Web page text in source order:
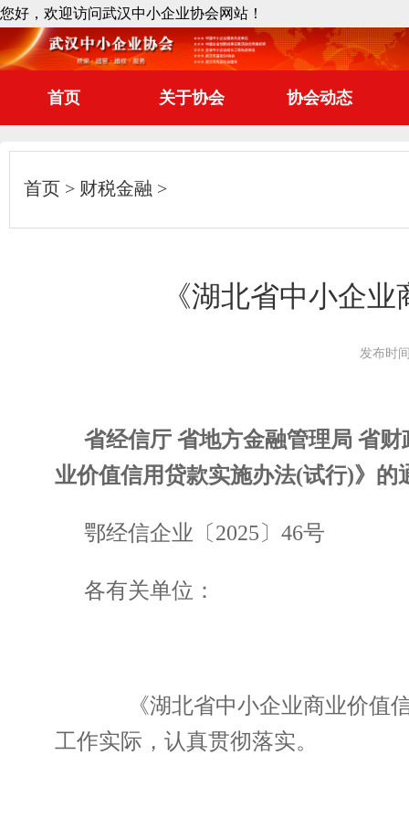
您好，欢迎访问武汉中小企业协会网站！
首页 关于协会 协会动态
首页 财税金融
《湖北省中小企
发布时
省经信厅 省地方金融管理局 省
业价值信用贷款实施办法(试行)》的
鄂经信企业〔2025〕46号
各有关单位：
《湖北省中小企业商业价值信
工作实际，认真贯彻落实。